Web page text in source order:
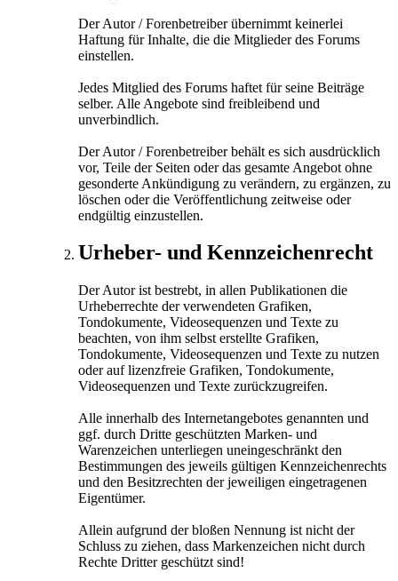
Der Autor / Forenbetreiber übernimmt keinerlei
Haftung für Inhalte, die die Mitglieder des Forums
einstellen.
Jedes Mitglied des Forums haftet für seine Beiträge
selber. Alle Angebote sind freibleibend und
unverbindlich.
Der Autor / Forenbetreiber behält es sich ausdrücklich
vor, Teile der Seiten oder das gesamte Angebot ohne
gesonderte Ankündigung zu verändern, zu ergänzen, zu
löschen oder die Veröffentlichung zeitweise oder
endgültig einzustellen.
Urheber- und Kennzeichenrecht
Der Autor ist bestrebt, in allen Publikationen die
Urheberrechte der verwendeten Grafiken,
Tondokumente, Videosequenzen und Texte zu
beachten, von ihm selbst erstellte Grafiken,
Tondokumente, Videosequenzen und Texte zu nutzen
oder auf lizenzfreie Grafiken, Tondokumente,
Videosequenzen und Texte zurückzugreifen.
Alle innerhalb des Internetangebotes genannten und
ggf. durch Dritte geschützten Marken- und
Warenzeichen unterliegen uneingeschränkt den
Bestimmungen des jeweils gültigen Kennzeichenrechts
und den Besitzrechten der jeweiligen eingetragenen
Eigentümer.
Allein aufgrund der bloßen Nennung ist nicht der
Schluss zu ziehen, dass Markenzeichen nicht durch
Rechte Dritter geschützt sind!